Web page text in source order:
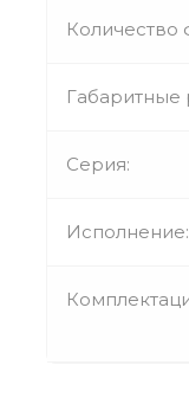
Количество
Серия:
Исполнение: